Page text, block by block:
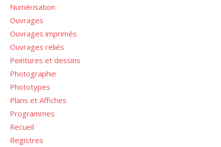
Numérisation
Ouvrages
Ouvrages imprimés
Ouvrages reliés
Peintures et dessins
Photographie
Phototypes
Plans et Affiches
Programmes
Recueil
Registres